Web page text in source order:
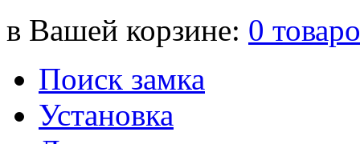
в Вашей корзине: 0
Поиск замка
Установка